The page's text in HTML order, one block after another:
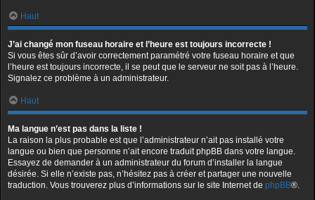
Haut
J’ai changé mon fuseau horaire et l’heure est toujours incorrecte !
Si vous êtes sûr d’avoir correctement paramétré votre fuseau horaire et que
l’heure est toujours incorrecte, il se peut que le serveur ne soit pas à l’heure.
Signalez ce problème à un administrateur.
Haut
Ma langue n’est pas dans la liste !
La raison la plus probable est que l’administrateur n’ait pas installé votre
langue ou bien que personne n’ait encore traduit phpBB dans votre langue.
Essayez de demander à un administrateur du forum d’installer la langue
désirée. Si elle n’existe pas, n’hésitez pas à créer et partager une nouvelle
traduction. Vous trouverez plus d’informations sur le site Internet de phpBB®.